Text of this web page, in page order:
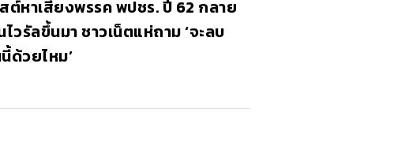
ต์หาเสียงพรรค พปชร. ปี 62 กลาย
ไวรัลขึ้นมา ชาวเน็ตแห่ถาม ‘จะลบ
ด้วยไหม’